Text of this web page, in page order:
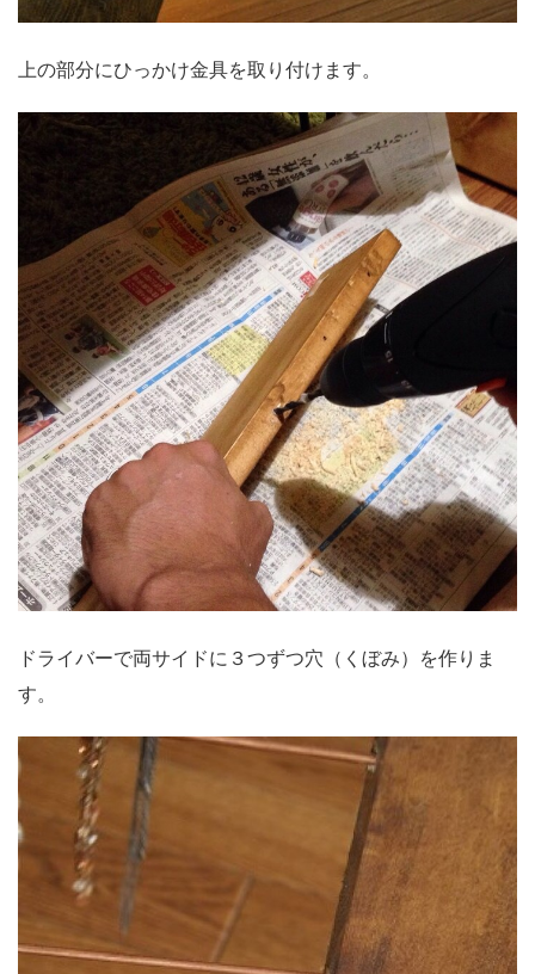
上の部分にひっかけ金具を取り付けます。
ドライバーで両サイドに３つずつ穴（くぼみ）を作りま
す。